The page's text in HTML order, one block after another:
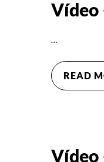
Vídeo
…
READ
Vídeo